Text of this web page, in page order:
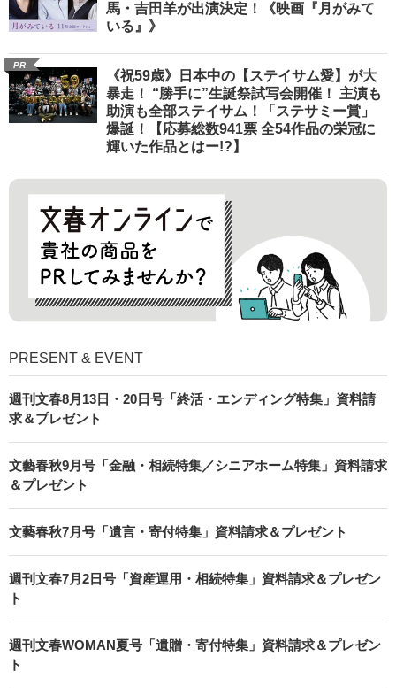
馬・吉田羊が出演決定！《映画『月がみて
いる』》
PR
《祝59歳》日本中の【ステイサム愛】が大
暴走！ “勝手に”生誕祭試写会開催！ 主演も
助演も全部ステイサム！「ステサミー賞」
爆誕！【応募総数941票 全54作品の栄冠に
輝いた作品とはー!?】
PRESENT & EVENT
週刊文春8月13日・20日号「終活・エンディング特集」資料請
求＆プレゼント
文藝春秋9月号「金融・相続特集／シニアホーム特集」資料請求
＆プレゼント
文藝春秋7月号「遺言・寄付特集」資料請求＆プレゼント
週刊文春7月2日号「資産運用・相続特集」資料請求＆プレゼン
ト
週刊文春WOMAN夏号「遺贈・寄付特集」資料請求＆プレゼン
ト